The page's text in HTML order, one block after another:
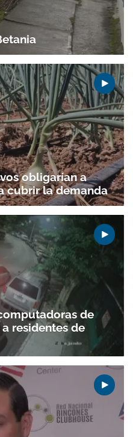
a nuestro boletín.
ACEPTAR
obligarían a
cubrir la demanda
de
residentes de